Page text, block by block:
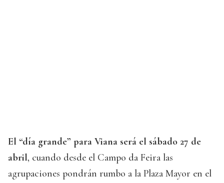
El “día grande” para Viana será el sábado 27 de
abril, cuando desde el Campo da Feira las
agrupaciones pondrán rumbo a la Plaza Mayor en el